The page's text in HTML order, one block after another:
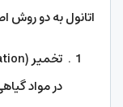
اتانول به دو روش
در مواد